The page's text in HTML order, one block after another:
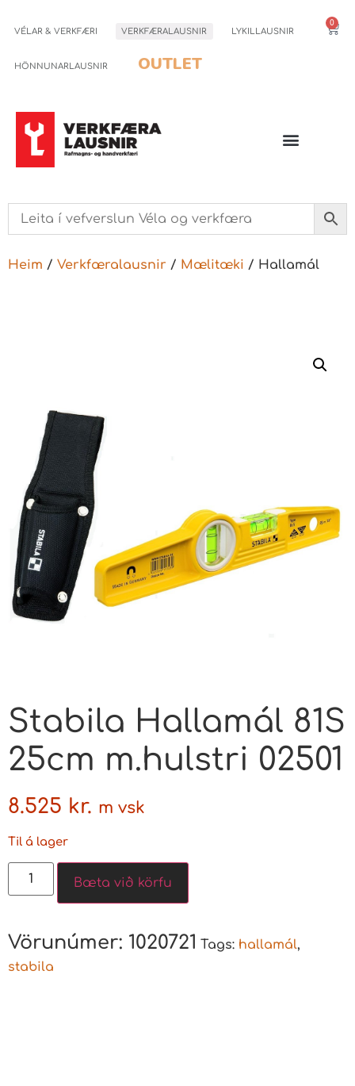
VÉLAR & VERKFÆRI VERKFÆRALAUSNIR LYKILLAUSNIR
HÖNNUNARLAUSNIR OUTLET
0
Heim / Verkfæralausnir / Mælitæki / Hallamál
Stabila Hallamál 81S
25cm m.hulstri 02501
8.525 kr. m vsk
Til á lager
Bæta við körfu
Vörunúmer: 1020721 Tags: hallamál,
stabila